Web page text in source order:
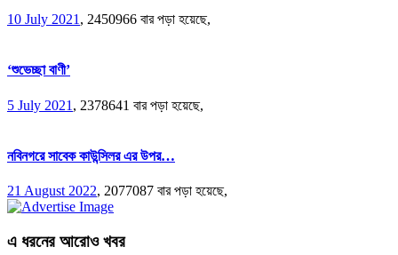
10 July 2021 , 2450966 বার পড়া হয়েছে,
‘শুভেচ্ছা বাণী’
5 July 2021 , 2378641 বার পড়া হয়েছে,
নবিনগরে সাবেক কাউন্সিলর এর উপর…
21 August 2022, 2077087 বার পড়া হয়েছে,
এ ধরনের আরোও খবর